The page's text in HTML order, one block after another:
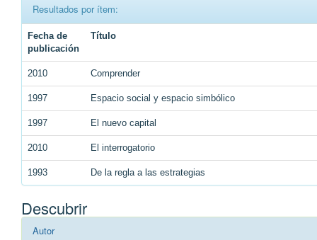
Resultados por ítem:
Fecha de
publicación
Título
2010 Comprender
1997 Espacio social y espacio simbólico
1997 El nuevo capital
2010 El interrogatorio
1993 De la regla a las estrategias
Descubrir
Autor